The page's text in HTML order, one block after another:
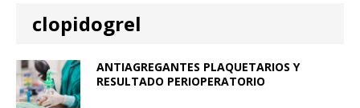
clopidogrel
ANTIAGREGANTES PLAQUETARIOS Y
RESULTADO PERIOPERATORIO